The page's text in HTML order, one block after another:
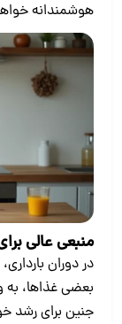
هوشمندانه
منبعی عالی
در دوران
بعضی غذاها، به‌
جنین برای رشد